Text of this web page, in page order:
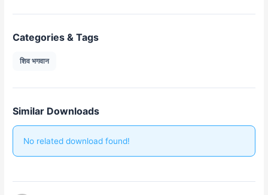
Categories & Tags
शिव भगवान
Similar Downloads
No related download found!